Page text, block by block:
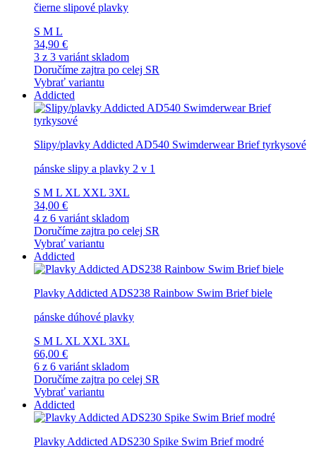
čierne slipové plavky
S M L
34,90 €
3 z 3 variánt skladom
Doručíme zajtra po celej SR
Vybrať variantu
Addicted
Slipy/plavky Addicted AD540 Swimderwear Brief tyrkysové
pánske slipy a plavky 2 v 1
S M L XL XXL 3XL
34,00 €
4 z 6 variánt skladom
Doručíme zajtra po celej SR
Vybrať variantu
Addicted
Plavky Addicted ADS238 Rainbow Swim Brief biele
pánske dúhové plavky
S M L XL XXL 3XL
66,00 €
6 z 6 variánt skladom
Doručíme zajtra po celej SR
Vybrať variantu
Addicted
Plavky Addicted ADS230 Spike Swim Brief modré